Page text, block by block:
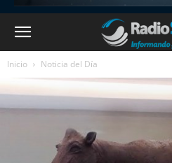
Inicio Noticia del Día